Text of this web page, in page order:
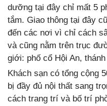
dưỡng tại đây chỉ mất 5
tắm. Giao thông tại đây
đến các nơi vì chỉ cách
và cũng nằm trên trục
giới: phố cổ Hội An,
Khách sạn có tổng cộng
bị đầy đủ nội thất sang
cách trang trí và bố trí